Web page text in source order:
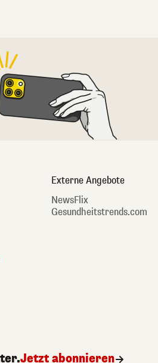
Externe Angebote
NewsFlix
Gesundheitstrends.com
Jetzt abonnieren